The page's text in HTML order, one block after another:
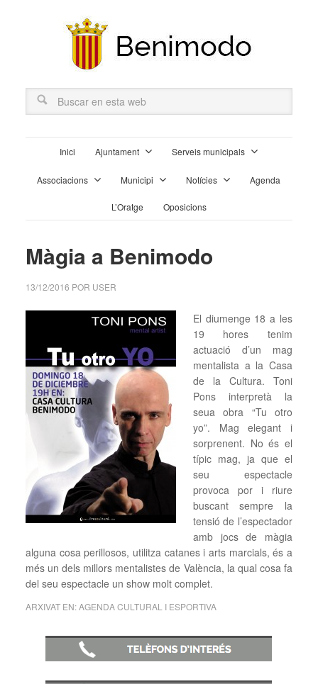
Inici Ajuntament Serveis municipals
Associacions Municipi Notícies Agenda
L’Oratge Oposicions
Màgia a Benimodo
13/12/2016 POR USER
El diumenge 18 a les
19 hores tenim
actuació d’un mag
mentalista a la Casa
de la Cultura. Toni
Pons interpretà la
seua obra “Tu otro
yo”. Mag elegant i
sorprenent. No és el
típic mag, ja que el
seu espectacle
provoca por i riure
buscant sempre la
tensió de l’espectador
amb jocs de màgia
alguna cosa perillosos, utilitza catanes i arts marcials, és a
més un dels millors mentalistes de València, la qual cosa fa
del seu espectacle un show molt complet.
ARXIVAT EN:AGENDA CULTURAL I ESPORTIVA